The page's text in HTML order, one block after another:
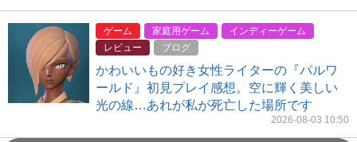
ゲーム 家庭用ゲーム
インディーゲーム
レビュー
ブログ
かわいいもの好き女性ライターの『パルワ
ールド』初見プレイ感想。空に輝く美しい
光の線…あれが私が死亡した場所です
2026-08-03 10:50